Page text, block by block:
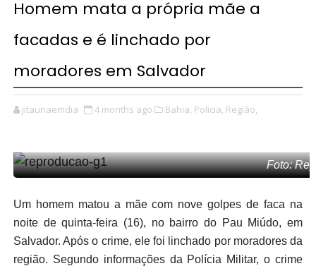
Homem mata a própria mãe a
facadas e é linchado por
moradores em Salvador
jitaunaemdia 4 months ago Bahia, Policia, Região,
Foto:
Um homem matou a mãe com nove golpes de faca na
noite de quinta-feira (16), no bairro do Pau Miúdo, em
Salvador. Após o crime, ele foi linchado por moradores da
região. Segundo informações da Polícia Militar, o crime